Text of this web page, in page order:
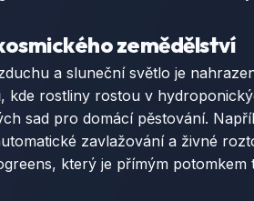
zemědělství
a sluneční světlo je
kde rostliny rostou v
sad pro domácí pěstování.
zavlažování a živné
který je přímým potomkem